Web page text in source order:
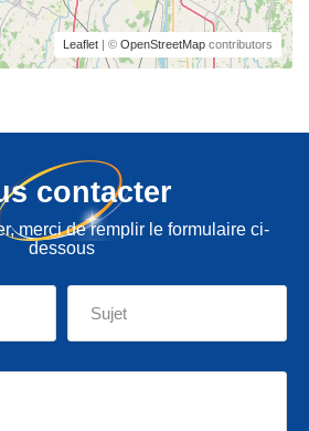
Leaflet | © OpenStreetMap contributors
contacter
merci de remplir le formulaire ci-
dessous